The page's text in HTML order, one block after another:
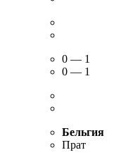
0 — 1
0 — 1
Бельгия
Прат